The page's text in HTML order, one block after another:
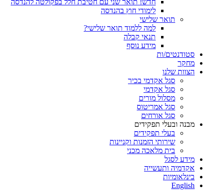
חדש! תואר שני עם חטיבת חלל בפקולטה להנדסה
לימודי חוץ בהנדסה
תואר שלישי
למה ללמוד תואר שלישי?
תנאי קבלה
מידע נוסף
סטודנטים/ות
מחקר
הצוות שלנו
סגל אקדמי בכיר
סגל אקדמי
מסלול מורים
סגל אמריטוס
סגל אורחים
מבנה ובעלי תפקידים
בעלי תפקידים
שירותי הזמנות וקניינות
בית מלאכה מכני
מידע לסגל
אקדמיה ותעשייה
בינלאומיות
English